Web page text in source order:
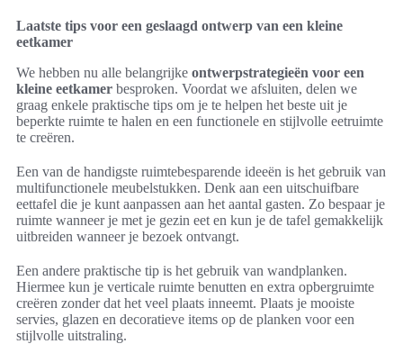
Laatste tips voor een geslaagd ontwerp van een kleine
eetkamer
We hebben nu alle belangrijke ontwerpstrategieën voor een
kleine eetkamer besproken. Voordat we afsluiten, delen we
graag enkele praktische tips om je te helpen het beste uit je
beperkte ruimte te halen en een functionele en stijlvolle eetruimte
te creëren.
Een van de handigste ruimtebesparende ideeën is het gebruik van
multifunctionele meubelstukken. Denk aan een uitschuifbare
eettafel die je kunt aanpassen aan het aantal gasten. Zo bespaar je
ruimte wanneer je met je gezin eet en kun je de tafel gemakkelijk
uitbreiden wanneer je bezoek ontvangt.
Een andere praktische tip is het gebruik van wandplanken.
Hiermee kun je verticale ruimte benutten en extra opbergruimte
creëren zonder dat het veel plaats inneemt. Plaats je mooiste
servies, glazen en decoratieve items op de planken voor een
stijlvolle uitstraling.